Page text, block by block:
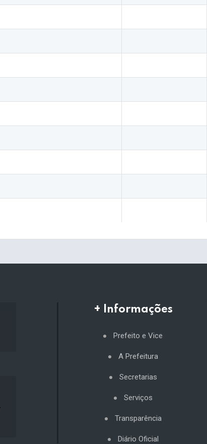
+ Informações
Prefeito e Vice
A Prefeitura
Secretarias
Serviços
Transparência
Diário Oficial